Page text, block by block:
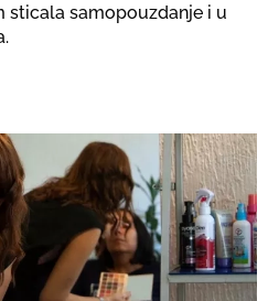
sticala samopouzdanje i u